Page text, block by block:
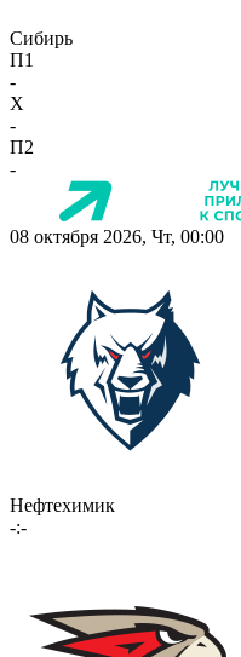
Сибирь
П1
-
X
-
П2
-
08 октября 2026, Чт, 00:00
Нефтехимик
-:-